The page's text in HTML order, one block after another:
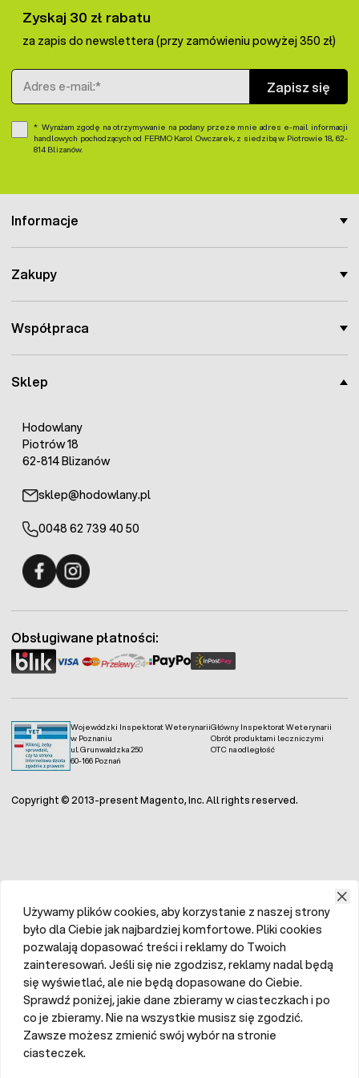
Sklep
Hodowlany
Piotrów 18
62-814 Blizanów
sklep@hodowlany.pl
0048 62 739 40 50
Informacje
Zakupy
Współpraca
Zyskaj 30 zł rabatu
za zapis do newslettera (przy zamówieniu powyżej 350 zł)
Adres e-mail
Zapisz się
Wyrażam zgodę na otrzymywanie na podany przeze mnie adres e-mail informacji
handlowych pochodzących od FERMO Karol Owczarek, z siedzibą w Piotrowie 18, 62-
814 Blizanów.
Wojewódzki Inspektorat Weterynarii
w Poznaniu
ul. Grunwaldzka 250
60-166 Poznań
Główny Inspektorat Weterynarii
Obrót produktami leczniczymi
OTC na odległość
Obsługiwane płatności:
Copyright © 2013-present Magento, Inc. All rights reserved.
Używamy plików cookies, aby korzystanie z naszej strony
było dla Ciebie jak najbardziej komfortowe. Pliki cookies
pozwalają dopasować treści i reklamy do Twoich
zainteresowań. Jeśli się nie zgodzisz, reklamy nadal będą
się wyświetlać, ale nie będą dopasowane do Ciebie.
Sprawdź poniżej, jakie dane zbieramy w ciasteczkach i po
co je zbieramy. Nie na wszystkie musisz się zgodzić.
Zawsze możesz zmienić swój wybór na stronie
ciasteczek.